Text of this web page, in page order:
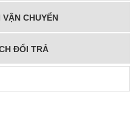
VẬN CHUYỂN
ĐỔI TRẢ